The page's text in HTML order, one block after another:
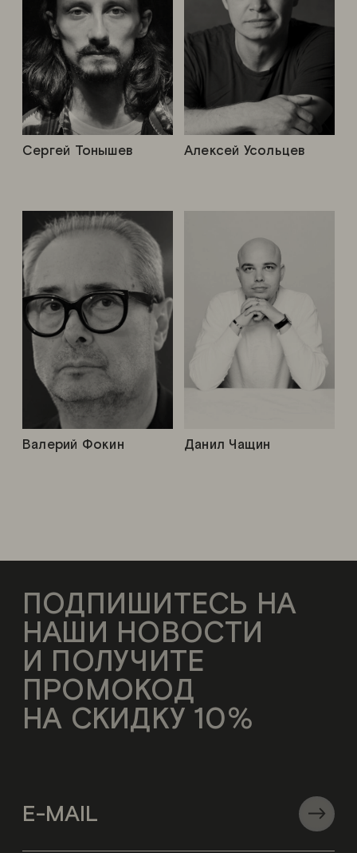
Валерий Фокин Данил Чащин
Сергей Тонышев Алексей Усольцев
ПОДПИШИТЕСЬ НА
НАШИ НОВОСТИ
И ПОЛУЧИТЕ
ПРОМОКОД
НА СКИДКУ 10%